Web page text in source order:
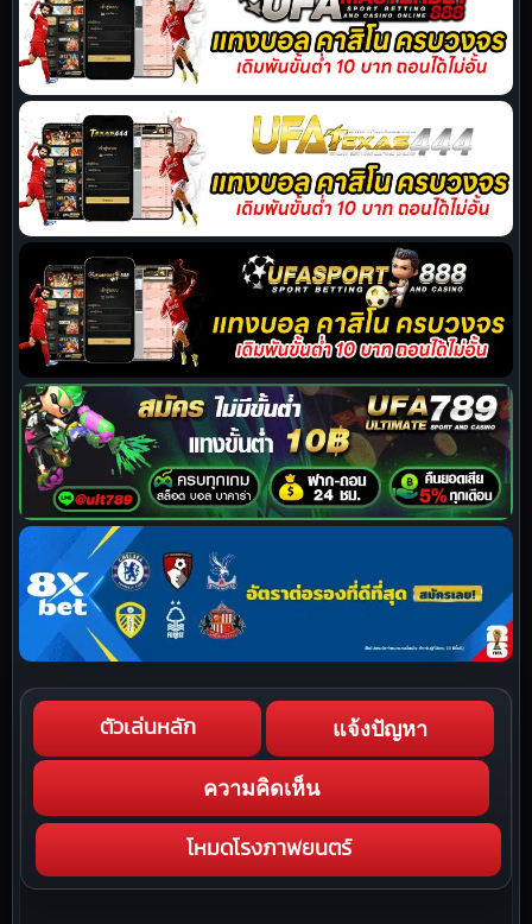
ตัวเล่นหลัก แจ้งปัญหา
ความคิดเห็น
โหมดโรงภาพยนตร์